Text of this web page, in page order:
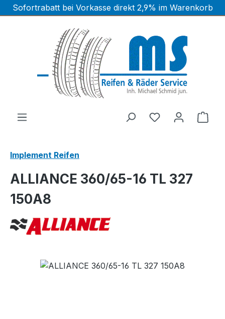
Zum Hauptinhalt springen
Sofortrabatt bei Vorkasse direkt 2,9% im Warenkorb
Implement Reifen
ALLIANCE 360/65-16 TL 327
150A8
Bildergalerie überspringen